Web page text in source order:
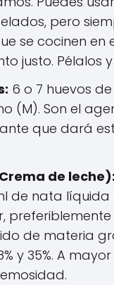
pero
se cocinen en
justo. Pélalos
6 o 7 huevos
(M). Son el
que dará
de leche):
de nata
preferiblemente
de materia
y 35%. A